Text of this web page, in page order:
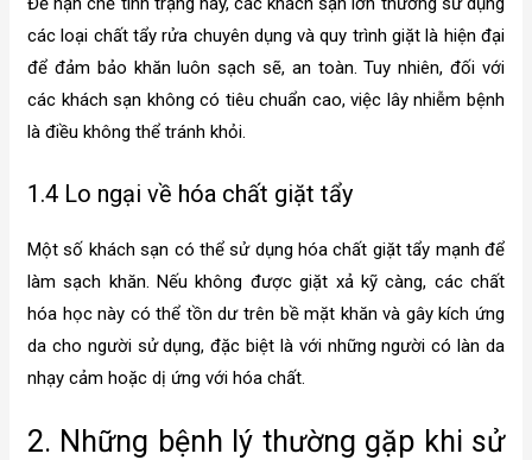
các loại chất tẩy rửa chuyên dụng và quy trình giặt là hiện đại
để đảm bảo khăn luôn sạch sẽ, an toàn. Tuy nhiên, đối với
các khách sạn không có tiêu chuẩn cao, việc lây nhiễm bệnh
là điều không thể tránh khỏi.
1.4 Lo ngại về hóa chất giặt tẩy
Một số khách sạn có thể sử dụng hóa chất giặt tẩy mạnh để
làm sạch khăn. Nếu không được giặt xả kỹ càng, các chất
hóa học này có thể tồn dư trên bề mặt khăn và gây kích ứng
da cho người sử dụng, đặc biệt là với những người có làn da
nhạy cảm hoặc dị ứng với hóa chất.
2. Những bệnh lý thường gặp khi sử